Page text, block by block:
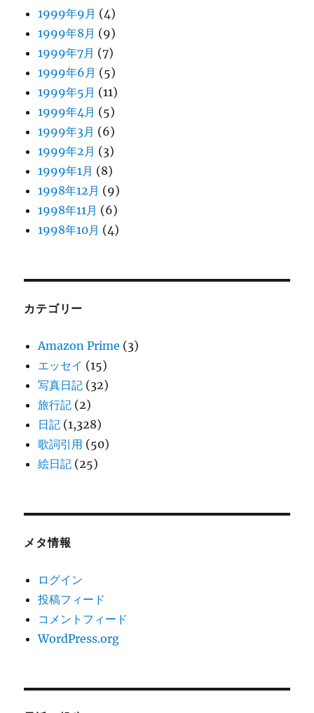
1999年9月 (4)
1999年8月 (9)
1999年7月 (7)
1999年6月 (5)
1999年5月 (11)
1999年4月 (5)
1999年3月 (6)
1999年2月 (3)
1999年1月 (8)
1998年12月 (9)
1998年11月 (6)
1998年10月 (4)
カテゴリー
Amazon Prime (3)
エッセイ (15)
写真日記 (32)
旅行記 (2)
日記 (1,328)
歌詞引用 (50)
絵日記 (25)
メタ情報
ログイン
投稿フィード
コメントフィード
WordPress.org